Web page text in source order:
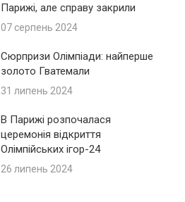
Парижі, але справу закрили
07 серпень 2024
Сюрпризи Олімпіади: найперше
золото Гватемали
31 липень 2024
В Парижі розпочалася
церемонія відкриття
Олімпійських ігор-24
26 липень 2024